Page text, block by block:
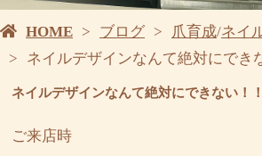
HOME ブログ 爪育成/ネイ
ネイルデザインなんて絶対にでき
ネイルデザインなんて絶対にできない！
ご来店時